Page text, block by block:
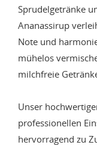
Sprudelgetränke
Ananassirup
Note und
mühelos
milchfreie
Unser
professionellen
hervorragend zu